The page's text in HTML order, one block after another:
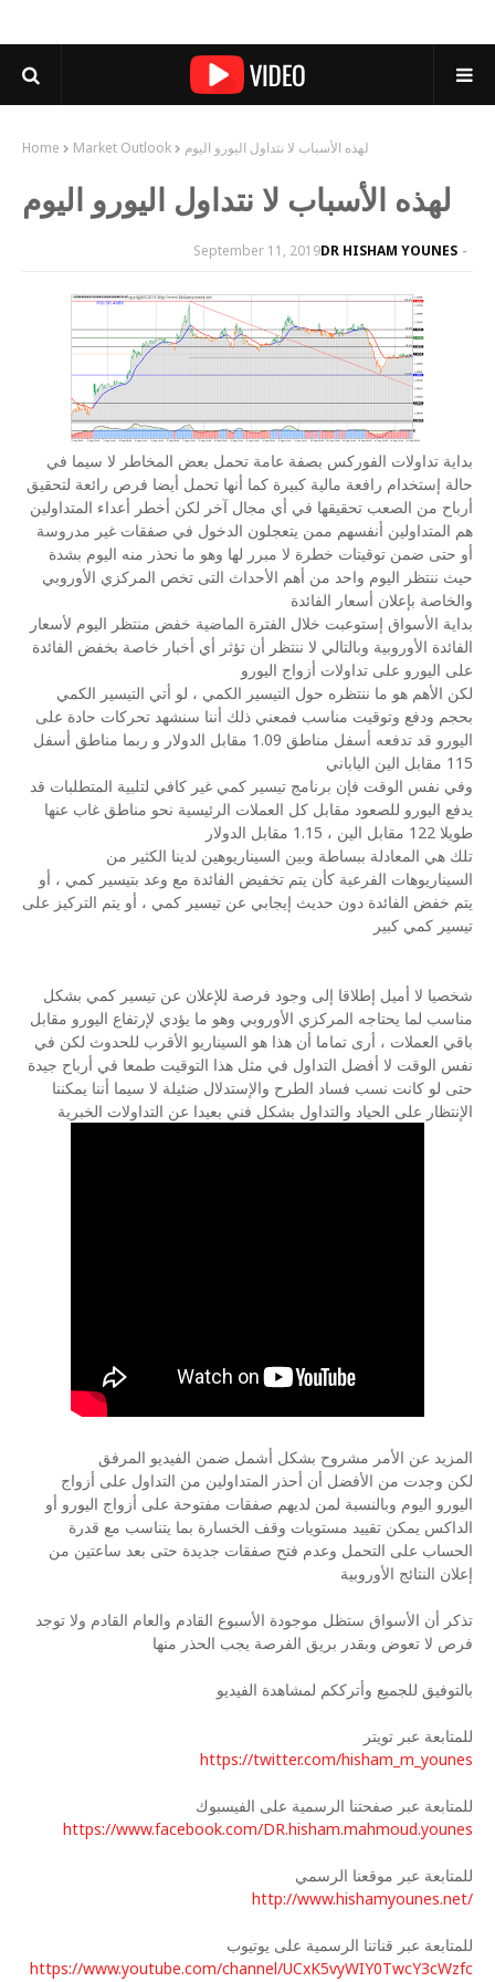
Home Market Outlook لهذه الأسباب لا نتداول اليورو اليوم
لهذه الأسباب لا نتداول اليورو اليوم
DR HISHAM YOUNES
September 11, 2019
بداية تداولات الفوركس بصفة عامة تحمل بعض المخاطر لا سيما في
حالة إستخدام رافعة مالية كبيرة كما أنها تحمل أيضا فرص رائعة لتحقيق
أرباح من الصعب تحقيقها في أي مجال آخر لكن أخطر أعداء المتداولين
هم المتداولين أنفسهم ممن يتعجلون الدخول في صفقات غير مدروسة
أو حتى ضمن توقيتات خطرة لا مبرر لها وهو ما نحذر منه اليوم بشدة
حيث ننتظر اليوم واحد من أهم الأحداث التى تخص المركزي الأوروبي
والخاصة بإعلان أسعار الفائدة
بداية الأسواق إستوعبت خلال الفترة الماضية خفض منتظر اليوم لأسعار
الفائدة الأوروبية وبالتالي لا ننتظر أن تؤثر أي أخبار خاصة بخفض الفائدة
على اليورو على تداولات أزواج اليورو
لكن الأهم هو ما ننتظره حول التيسير الكمي ، لو أتي التيسير الكمي
بحجم ودفع وتوقيت مناسب فمعني ذلك أننا سنشهد تحركات حادة على
اليورو قد تدفعه أسفل مناطق 1.09 مقابل الدولار و ربما مناطق أسفل
115 مقابل الين الياباني
وفي نفس الوقت فإن برنامج تيسير كمي غير كافي لتلبية المتطلبات قد
يدفع اليورو للصعود مقابل كل العملات الرئيسية نحو مناطق غاب عنها
طويلا 122 مقابل الين ، 1.15 مقابل الدولار
تلك هي المعادلة ببساطة وبين السيناريوهين لدينا الكثير من
السيناريوهات الفرعية كأن يتم تخفيض الفائدة مع وعد بتيسير كمي ، أو
يتم خفض الفائدة دون حديث إيجابي عن تيسير كمي ، أو يتم التركيز على
تيسير كمي كبير
شخصيا لا أميل إطلاقا إلى وجود فرصة للإعلان عن تيسير كمي بشكل
مناسب لما يحتاجه المركزي الأوروبي وهو ما يؤدي لإرتفاع اليورو مقابل
باقي العملات ، أرى تماما أن هذا هو السيناريو الأقرب للحدوث لكن في
نفس الوقت لا أفضل التداول في مثل هذا التوقيت طمعا في أرباح جيدة
حتى لو كانت نسب فساد الطرح والإستدلال ضئيلة لا سيما أننا يمكننا
الإنتظار على الحياد والتداول بشكل فني بعيدا عن التداولات الخبرية
المزيد عن الأمر مشروح بشكل أشمل ضمن الفيديو المرفق
لكن وجدت من الأفضل أن أحذر المتداولين من التداول على أزواج
اليورو اليوم وبالنسبة لمن لديهم صفقات مفتوحة على أزواج اليورو أو
الداكس يمكن تقييد مستويات وقف الخسارة بما يتناسب مع قدرة
الحساب على التحمل وعدم فتح صفقات جديدة حتى بعد ساعتين من
إعلان النتائج الأوروبية
تذكر أن الأسواق ستظل موجودة الأسبوع القادم والعام القادم ولا توجد
فرص لا تعوض وبقدر بريق الفرصة يجب الحذر منها
بالتوفيق للجميع وأترككم لمشاهدة الفيديو
للمتابعة عبر تويتر
https://twitter.com/hisham_m_younes
للمتابعة عبر صفحتنا الرسمية على الفيسبوك
https://www.facebook.com/DR.hisham.mahmoud.younes
للمتابعة عبر موقعنا الرسمي
http://www.hishamyounes.net/
للمتابعة عبر قناتنا الرسمية على يوتيوب
https://www.youtube.com/channel/UCxK5vyWIY0TwcY3cWzfc